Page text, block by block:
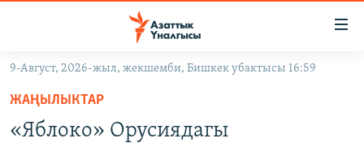
Навигацияга
өтүңүз
Издөөгө
салыңыз
КЫРГЫЗСТАН
9-Август, 2026-жыл, жекшемби, Бишкек убактысы 16:59
ЖАҢЫЛЫКТАР
«Яблоко» Орусиядагы